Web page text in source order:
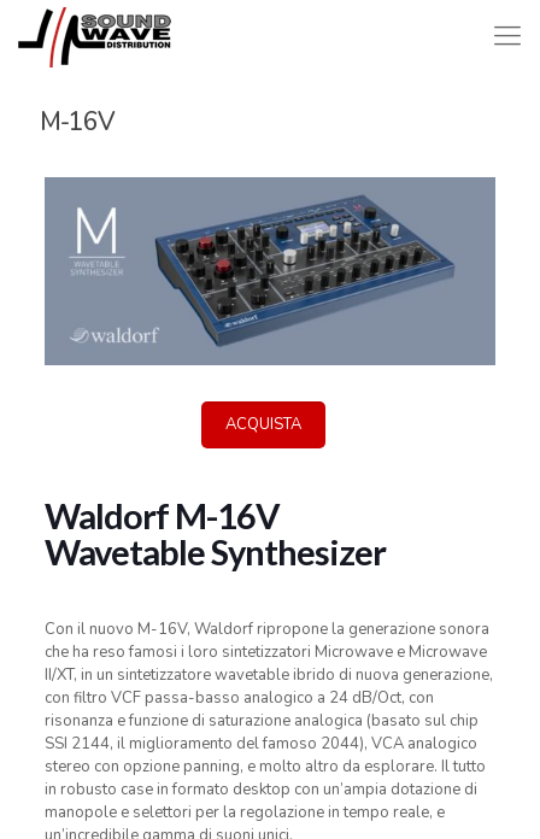
M-16V
ACQUISTA
Waldorf M-16V
Wavetable Synthesizer
Con il nuovo M-16V, Waldorf ripropone la generazione sonora
che ha reso famosi i loro sintetizzatori Microwave e Microwave
II/XT, in un sintetizzatore wavetable ibrido di nuova generazione,
con filtro VCF passa-basso analogico a 24 dB/Oct, con
risonanza e funzione di saturazione analogica (basato sul chip
SSI 2144, il miglioramento del famoso 2044), VCA analogico
stereo con opzione panning, e molto altro da esplorare. Il tutto
in robusto case in formato desktop con un’ampia dotazione di
manopole e selettori per la regolazione in tempo reale, e